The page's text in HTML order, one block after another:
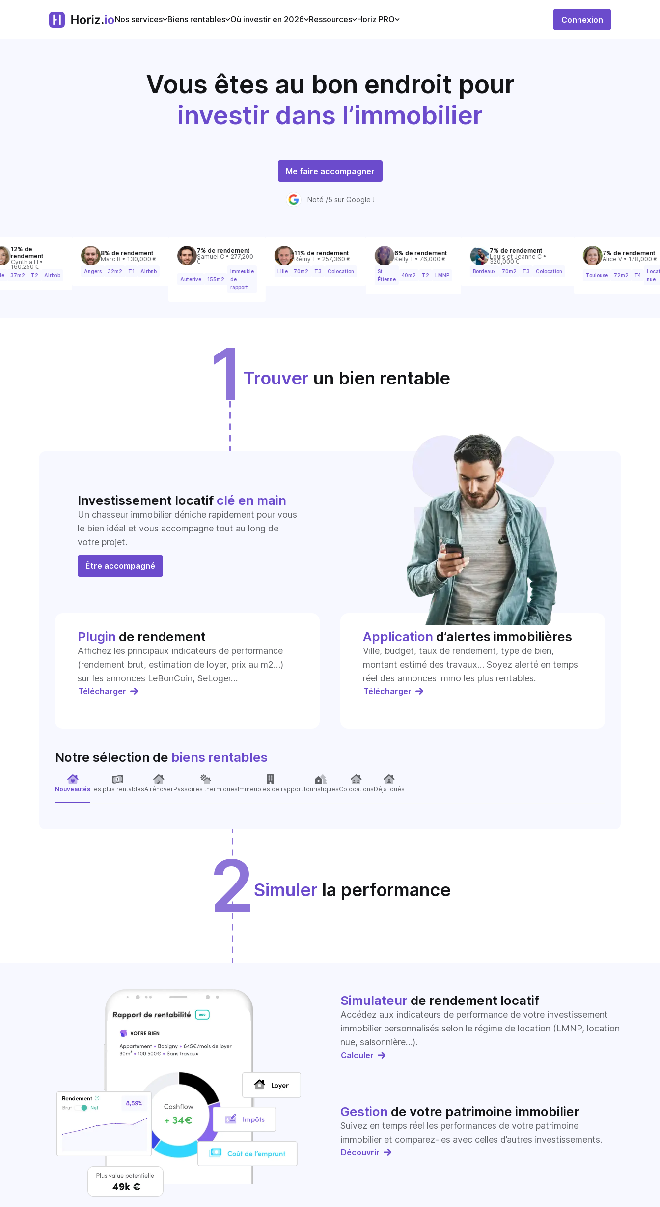
Nos services Biens rentables Où investir en 2026 Ressources Horiz PRO Connexion
Vous êtes au bon endroit pour
investir dans l’immobilier
Me faire accompagner
Noté /5 sur Google !
de
H •
€
T2 Airbnb
8% de rendement
Marc B • 130,000 €
Angers 32m2 T1 Airbnb
7% de rendement
Samuel C • 277,200
€
Auterive 155m2
Immeuble
de
rapport
11% de rendement
Rémy T • 257,360 €
70m2 T3 Colocation
6% de rendement
Kelly T • 76,000 €
Étienne
T2 LMNP
7% de rendement
Louis et Jeanne C •
320,000 €
Bordeaux 70m2 T3 Colocation
7% de rendement
Alice V • 178,000 €
Toulouse 72m2 T4
Location
nue
1 Trouver un bien rentable
Investissement locatif clé en main
Un chasseur immobilier déniche rapidement pour vous
le bien idéal et vous accompagne tout au long de
votre projet.
Être accompagné
Plugin de rendement
Affichez les principaux indicateurs de performance
(rendement brut, estimation de loyer, prix au m2…)
sur les annonces LeBonCoin, SeLoger…
Télécharger
Application d’alertes immobilières
Ville, budget, taux de rendement, type de bien,
montant estimé des travaux… Soyez alerté en temps
réel des annonces immo les plus rentables.
Télécharger
Notre sélection de biens rentables
NouveautésLes plus rentablesA rénoverPassoires thermiquesImmeubles de rapportTouristiquesColocationsDéjà loués
2 Simuler la performance
Simulateur de rendement locatif
Accédez aux indicateurs de performance de votre investissement
immobilier personnalisés selon le régime de location (LMNP, location
nue, saisonnière…).
Calculer
Gestion de votre patrimoine immobilier
Suivez en temps réel les performances de votre patrimoine
immobilier et comparez-les avec celles d’autres investissements.
Découvrir